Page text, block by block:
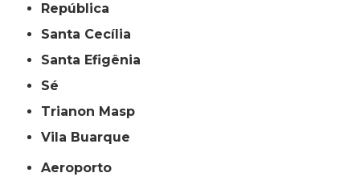
República
Santa Cecília
Santa Efigênia
Sé
Trianon Masp
Vila Buarque
Aeroporto